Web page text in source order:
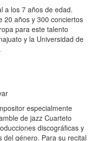
a los 7 años de edad.
20 años y 300 conciertos
para este talento
y la Universidad de
especialmente
de jazz Cuarteto
discográficas y
del género. Para su recital